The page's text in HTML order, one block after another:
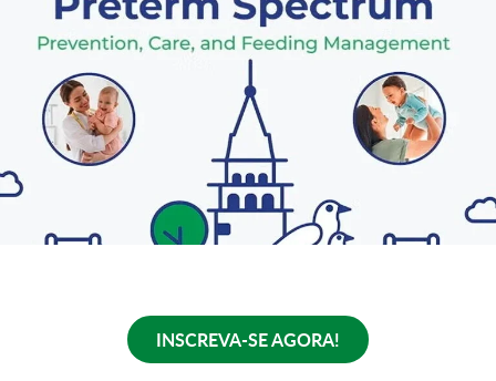
INSCREVA-SE AGORA!